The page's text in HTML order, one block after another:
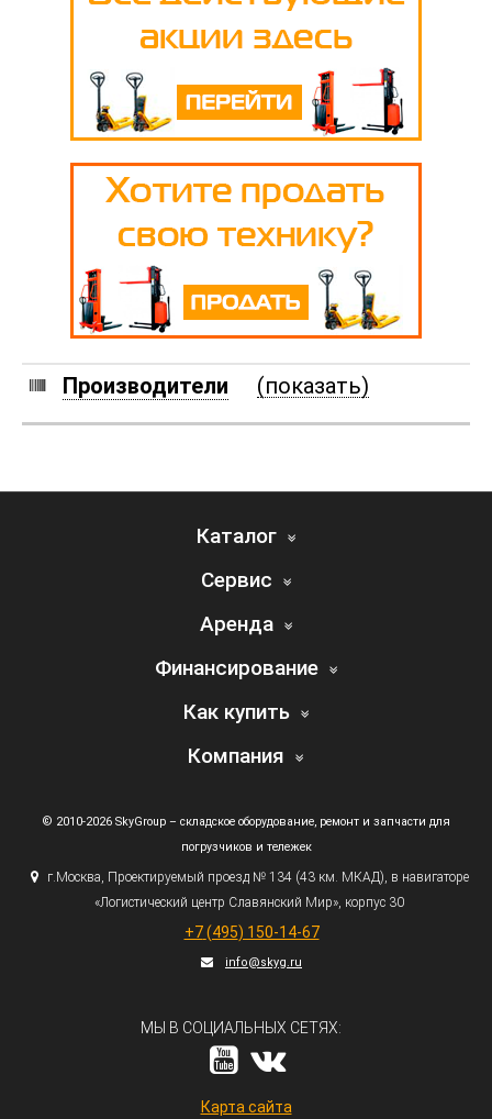
Производители (показать)
Каталог
Сервис
Аренда
Финансирование
Как купить
Компания
© 2010-2026 SkyGroup – складское оборудование, ремонт и запчасти для
погрузчиков и тележек
г.Москва, Проектируемый проезд № 134 (43км. МКАД), в навигаторе
«Логистический центр Славянский Мир», корпус 30
+7 (495) 150-14-67
info@skyg.ru
МЫ В СОЦИАЛЬНЫХ СЕТЯХ:
Карта сайта